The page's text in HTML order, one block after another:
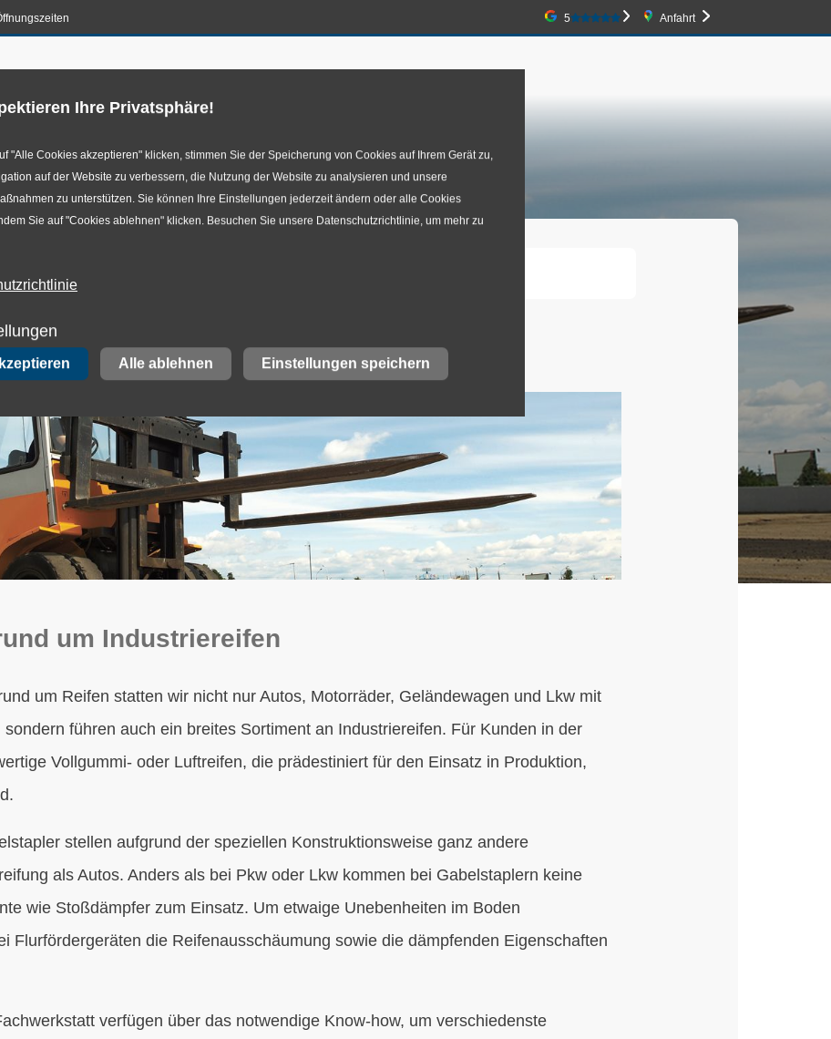
Ihre Privatsphäre!
"Alle Cookies akzeptieren" klicken, stimmen Sie der Speicherung von Cookies auf Ihrem Gerät zu,
auf der Website zu verbessern, die Nutzung der Website zu analysieren und unsere
zu unterstützen. Sie können Ihre Einstellungen jederzeit ändern oder alle Cookies
Sie auf "Cookies ablehnen" klicken. Besuchen Sie unsere Datenschutzrichtlinie, um mehr zu
Alle ablehnen Einstellungen speichern
5 Google-Bewertung
Anfahrt
um Industriereifen
um Reifen statten wir nicht nur Autos, Motorräder, Geländewagen und Lkw mit
führen auch ein breites Sortiment an Industriereifen. Für Kunden in der
Vollgummi- oder Luftreifen, die prädestiniert für den Einsatz in Produktion,
stellen aufgrund der speziellen Konstruktionsweise ganz andere
als Autos. Anders als bei Pkw oder Lkw kommen bei Gabelstaplern keine
wie Stoßdämpfer zum Einsatz. Um etwaige Unebenheiten im Boden
Flurfördergeräten die Reifenausschäumung sowie die dämpfenden Eigenschaften
verfügen über das notwendige Know-how, um verschiedenste